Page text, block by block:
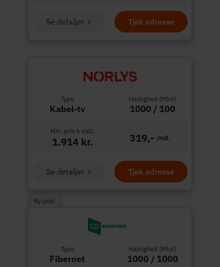
Tjek adresse
Se detaljer
Type
Kabel-tv
Hastighed (Mbit)
1000 / 100
Min. pris 6 mdr.
1.914 kr. 319,- /md.
Tjek adresse
Se detaljer
Ny pris!
Type
Fibernet
Hastighed (Mbit)
1000 / 1000